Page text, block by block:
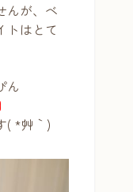
んが、ベ
トはとて
ん
*´艸｀)